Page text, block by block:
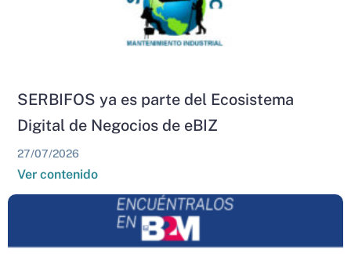
SERBIFOS ya es parte del Ecosistema
Digital de Negocios de eBIZ
27/07/2026
Ver contenido